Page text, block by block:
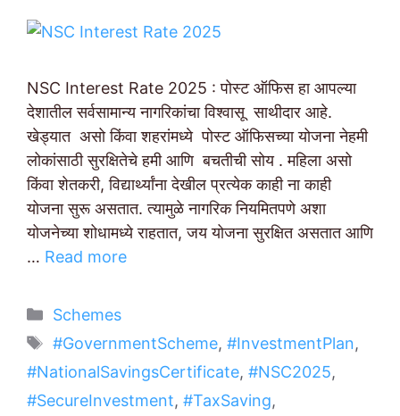
NSC Interest Rate 2025 : पोस्ट ऑफिस हा आपल्या
देशातील सर्वसामान्य नागरिकांचा विश्वासू साथीदार आहे.
खेड्यात असो किंवा शहरांमध्ये पोस्ट ऑफिसच्या योजना नेहमी
लोकांसाठी सुरक्षितेचे हमी आणि बचतीची सोय . महिला असो
किंवा शेतकरी, विद्यार्थ्यांना देखील प्रत्येक काही ना काही
योजना सुरू असतात. त्यामुळे नागरिक नियमितपणे अशा
योजनेच्या शोधामध्ये राहतात, जय योजना सुरक्षित असतात आणि
… Read more
Categories
Schemes
Tags
#GovernmentScheme, #InvestmentPlan,
#NationalSavingsCertificate, #NSC2025,
#SecureInvestment, #TaxSaving,